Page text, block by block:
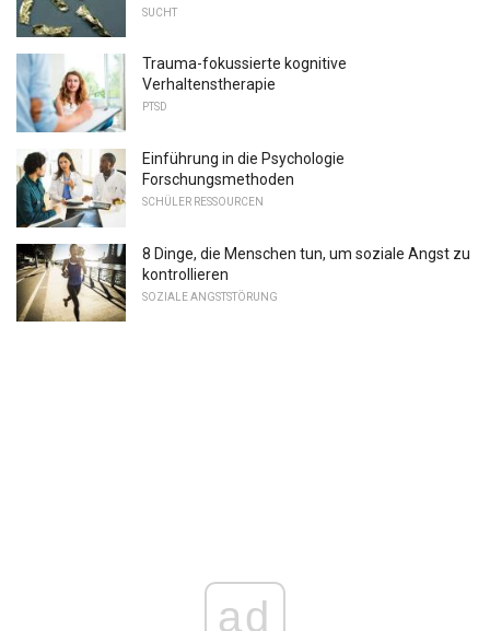
SUCHT
Trauma-fokussierte kognitive
Verhaltenstherapie
PTSD
Einführung in die Psychologie
Forschungsmethoden
SCHÜLER RESSOURCEN
8 Dinge, die Menschen tun, um soziale Angst zu
kontrollieren
SOZIALE ANGSTSTÖRUNG
ad